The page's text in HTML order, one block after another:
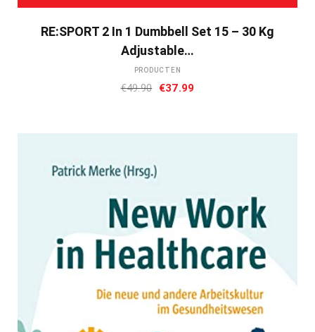
RE:SPORT 2 In 1 Dumbbell Set 15 – 30 Kg
Adjustable…
PRODUCTEN
€49.90 Oorspronkelijke
€49.90.
€37.99
€37.99.